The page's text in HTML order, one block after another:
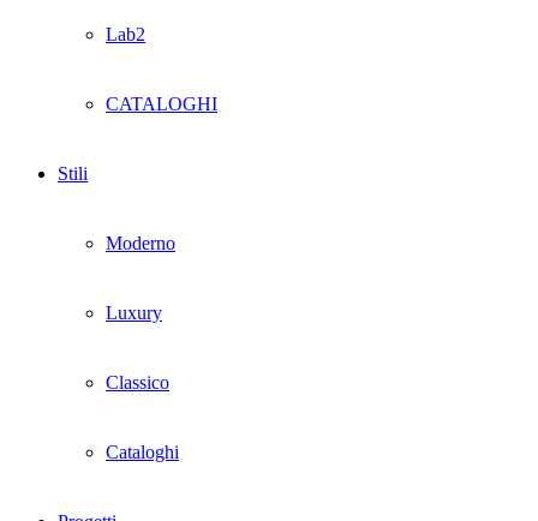
Lab2
CATALOGHI
Stili
Moderno
Luxury
Classico
Cataloghi